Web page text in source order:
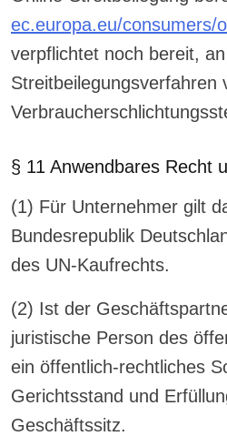
ec.europa.eu/consumers/
verpflichtet noch bereit,
Streitbeilegungsverfahren
§ 11 Anwendbares Recht
(1) Für Unternehmer gilt
Bundesrepublik
des UN-Kaufrechts.
(2) Ist der
juristische Person des
ein öffentlich-rechtliches
Gerichtsstand und
Geschäftssitz.